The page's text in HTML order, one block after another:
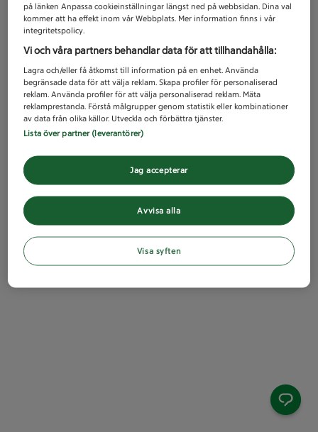
på länken Anpassa cookieinställningar längst ned på webbsidan. Dina val
kommer att ha effekt inom vår Webbplats. Mer information finns i vår
integritetspolicy.
Vi och våra partners behandlar data för att tillhandahålla:
Lagra och/eller få åtkomst till information på en enhet. Använda
begränsade data för att välja reklam. Skapa profiler för personaliserad
reklam. Använda profiler för att välja personaliserad reklam. Mäta
reklamprestanda. Förstå målgrupper genom statistik eller kombinationer
av data från olika källor. Utveckla och förbättra tjänster.
Lista över partner (leverantörer)
Avvisa alla
Jag accepterar
Visa syften